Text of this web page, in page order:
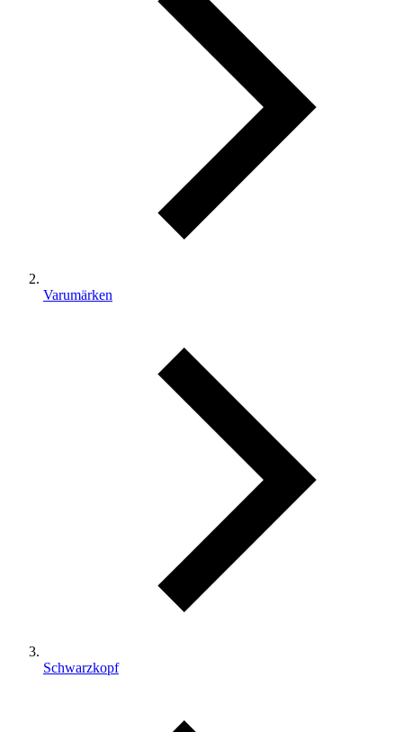
Varumärken
Schwarzkopf